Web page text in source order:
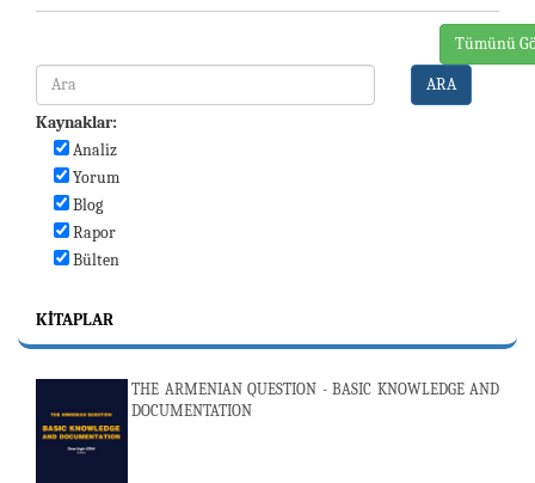
Tümünü
ARA
Kaynaklar:
Analiz
Yorum
Blog
Rapor
Bülten
KITAPLAR
THE ARMENIAN QUESTION - BASIC KNOWLEDGE AND
DOCUMENTATION